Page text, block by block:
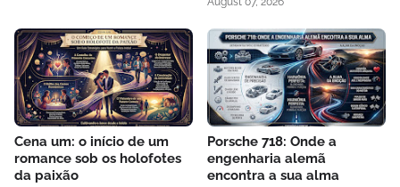
Cena um: o início de um
romance sob os holofotes
da paixão
Porsche 718: Onde a
engenharia alemã
encontra a sua alma